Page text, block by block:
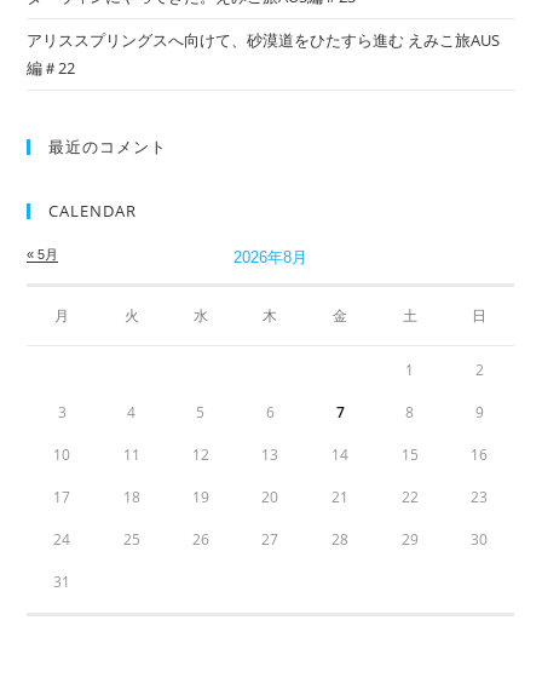
アリススプリングスへ向けて、砂漠道をひたすら進む えみこ旅AUS
編＃22
最近のコメント
CALENDAR
2026年8月
月 火 水 木 金 土 日
« 5月
1 2
3 4 5 6 7 8 9
10 11 12 13 14 15 16
17 18 19 20 21 22 23
24 25 26 27 28 29 30
31